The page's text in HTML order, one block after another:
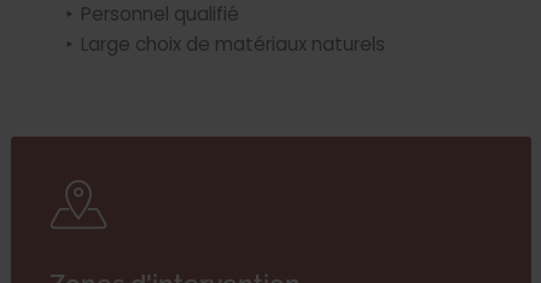
Personnel qualifié
Large choix de matériaux naturels